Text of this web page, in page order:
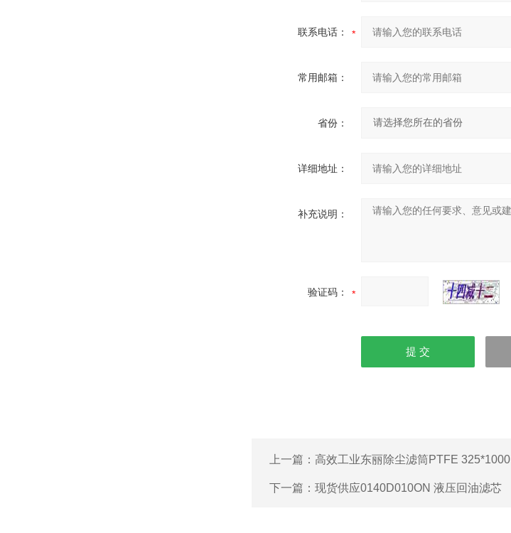
联系电话：
常用邮箱：
省份：
详细地址：
补充说明：
验证码：
上一篇： 高效工业东丽除尘滤筒PTFE 325*1000
下一篇： 现货供应0140D010ON 液压回油滤芯